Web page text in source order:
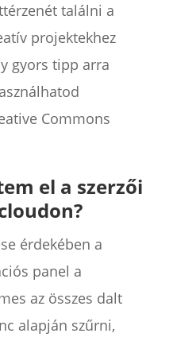
találni a
projektekhez
gyors tipp arra
Commons
el a szerzői
érdekében a
panel a
az összes dalt
alapján szűrni,